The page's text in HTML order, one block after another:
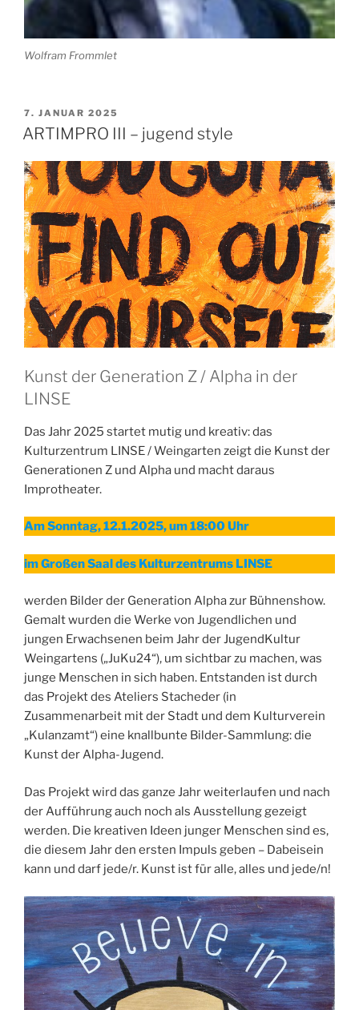
Wolfram Frommlet
VERÖFFENTLICHT
AM
7. JANUAR 2025
ARTIMPRO III – jugend style
Kunst der Generation Z / Alpha in der
LINSE
Das Jahr 2025 startet mutig und kreativ: das
Kulturzentrum LINSE / Weingarten zeigt die Kunst der
Generationen Z und Alpha und macht daraus
Improtheater.
Am Sonntag, 12.1.2025, um 18:00 Uhr
im Großen Saal des Kulturzentrums LINSE
werden Bilder der Generation Alpha zur Bühnenshow.
Gemalt wurden die Werke von Jugendlichen und
jungen Erwachsenen beim Jahr der JugendKultur
Weingartens („JuKu24“), um sichtbar zu machen, was
junge Menschen in sich haben. Entstanden ist durch
das Projekt des Ateliers Stacheder (in
Zusammenarbeit mit der Stadt und dem Kulturverein
„Kulanzamt“) eine knallbunte Bilder-Sammlung: die
Kunst der Alpha-Jugend.
Das Projekt wird das ganze Jahr weiterlaufen und nach
der Aufführung auch noch als Ausstellung gezeigt
werden. Die kreativen Ideen junger Menschen sind es,
die diesem Jahr den ersten Impuls geben – Dabeisein
kann und darf jede/r. Kunst ist für alle, alles und jede/n!